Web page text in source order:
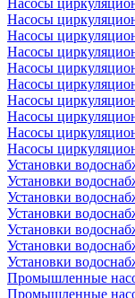
Насосы
Насосы
Насосы
Насосы
Насосы
Насосы
Насосы
Насосы
Насосы
Насосы
Установки
Установки
Установки
Установки
Установки
Установки
Установки
Промышленные
Промышленные